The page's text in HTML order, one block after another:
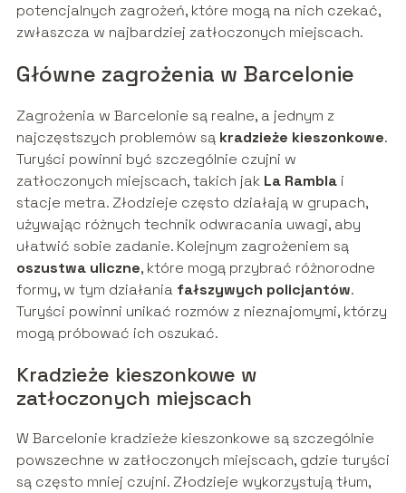
potencjalnych zagrożeń, które mogą na nich czekać,
zwłaszcza w najbardziej zatłoczonych miejscach.
Główne zagrożenia w Barcelonie
Zagrożenia w Barcelonie są realne, a jednym z
najczęstszych problemów są kradzieże kieszonkowe.
Turyści powinni być szczególnie czujni w
zatłoczonych miejscach, takich jak La Ramblai
stacje metra. Złodzieje często działają w grupach,
używając różnych technik odwracania uwagi, aby
ułatwić sobie zadanie. Kolejnym zagrożeniem są
oszustwa uliczne, które mogą przybrać różnorodne
formy, w tym działania fałszywych policjantów.
Turyści powinni unikać rozmów z nieznajomymi, którzy
mogą próbować ich oszukać.
Kradzieże kieszonkowe w
zatłoczonych miejscach
W Barcelonie kradzieże kieszonkowe są szczególnie
powszechne w zatłoczonych miejscach, gdzie turyści
są często mniej czujni. Złodzieje wykorzystują tłum,